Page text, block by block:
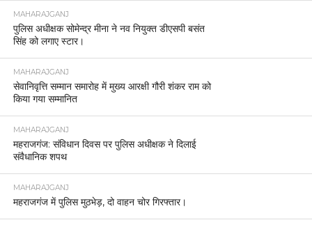
MAHARAJGANJ
पुलिस अधीक्षक सोमेन्द्र मीना ने नव नियुक्त डीएसपी बसंत
सिंह को लगाए स्टार।
MAHARAJGANJ
सेवानिवृत्ति सम्मान समारोह में मुख्य आरक्षी गौरी शंकर राम को
किया गया सम्मानित
MAHARAJGANJ
महराजगंज: संविधान दिवस पर पुलिस अधीक्षक ने दिलाई
संवैधानिक शपथ
MAHARAJGANJ
महराजगंज में पुलिस मुठभेड़, दो वाहन चोर गिरफ्तार।